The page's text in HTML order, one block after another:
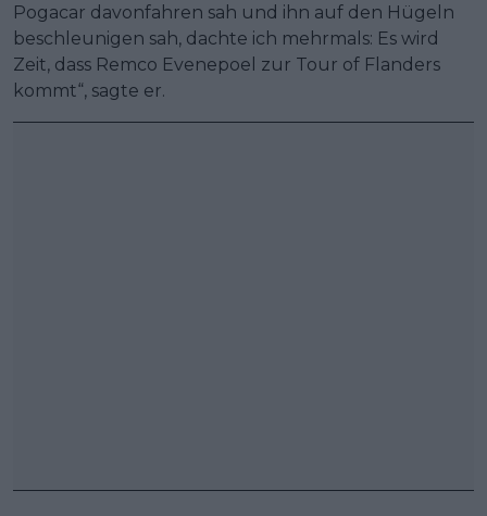
Pogacar davonfahren sah und ihn auf den Hügeln
beschleunigen sah, dachte ich mehrmals: Es wird
Zeit, dass Remco Evenepoel zur Tour of Flanders
kommt“, sagte er.